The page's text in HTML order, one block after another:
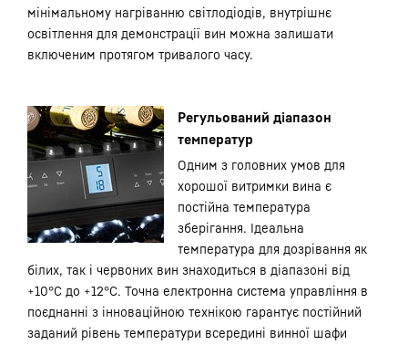
мінімальному нагріванню світлодіодів, внутрішнє
освітлення для демонстрації вин можна залишати
включеним протягом тривалого часу.
Регульований діапазон
температур
Одним з головних умов для
хорошої витримки вина є
постійна температура
зберігання. Ідеальна
температура для дозрівання як
білих, так і червоних вин знаходиться в діапазоні від
+10°С до +12°С. Точна електронна система управління в
поєднанні з інноваційною технікою гарантує постійний
заданий рівень температури всередині винної шафи